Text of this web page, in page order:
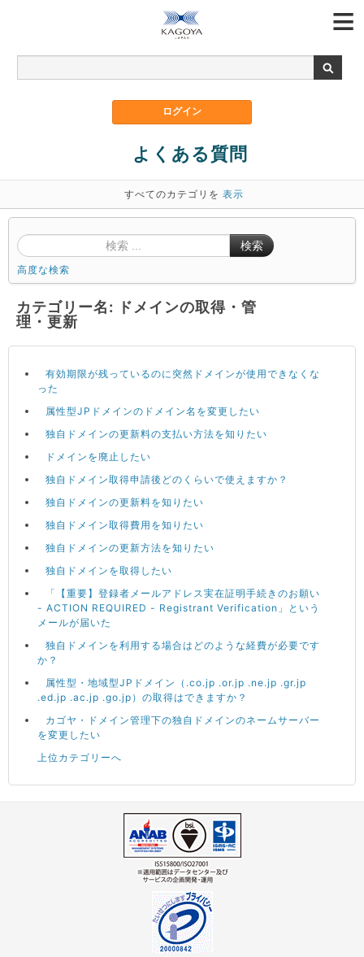
よくある質問
すべてのカテゴリを 表示
検索
高度な検索
カテゴリー名: ドメインの取得・管
理・更新
有効期限が残っているのに突然ドメインが使用できなくな
った
属性型JPドメインのドメイン名を変更したい
独自ドメインの更新料の支払い方法を知りたい
ドメインを廃止したい
独自ドメイン取得申請後どのくらいで使えますか？
独自ドメインの更新料を知りたい
独自ドメイン取得費用を知りたい
独自ドメインの更新方法を知りたい
独自ドメインを取得したい
「【重要】登録者メールアドレス実在証明手続きのお願い
- ACTION REQUIRED - Registrant Verification」という
メールが届いた
独自ドメインを利用する場合はどのような経費が必要です
か？
属性型・地域型JPドメイン（.co.jp .or.jp .ne.jp .gr.jp
.ed.jp .ac.jp .go.jp）の取得はできますか？
カゴヤ・ドメイン管理下の独自ドメインのネームサーバー
を変更したい
上位カテゴリーへ